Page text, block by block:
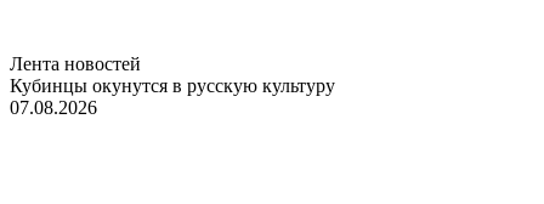
Лента новостей
Кубинцы окунутся в русскую культуру
07.08.2026